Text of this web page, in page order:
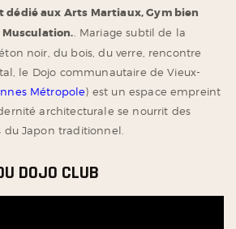
dédié aux Arts Martiaux, Gym bien
Musculation. . Mariage subtil de la
noir, du bois, du verre, rencontre
le Dojo communautaire de Vieux-
Métropole) est un espace empreint
architecturale se nourrit des
du Japon traditionnel.
DOJO CLUB